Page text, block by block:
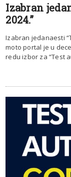
Izabran
2024.”
Izabran jedanaesti
moto portal je u
redu izbor za “Test